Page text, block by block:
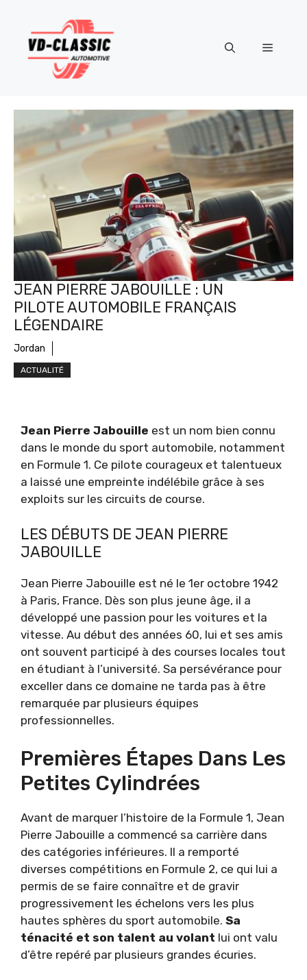
contenu
Menu
JEAN PIERRE JABOUILLE : UN
PILOTE AUTOMOBILE FRANÇAIS
LÉGENDAIRE
Jordan
ACTUALITÉ
Jean Pierre Jabouille est un nom bien connu
dans le monde du sport automobile, notamment
en Formule 1. Ce pilote courageux et talentueux
a laissé une empreinte indélébile grâce à ses
exploits sur les circuits de course.
LES DÉBUTS DE JEAN PIERRE
JABOUILLE
Jean Pierre Jabouille est né le 1er octobre 1942
à Paris, France. Dès son plus jeune âge, il a
développé une passion pour les voitures et la
vitesse. Au début des années 60, lui et ses amis
ont souvent participé à des courses locales tout
en étudiant à l’université. Sa persévérance pour
exceller dans ce domaine ne tarda pas à être
remarquée par plusieurs équipes
professionnelles.
Premières Étapes Dans Les
Petites Cylindrées
Avant de marquer l’histoire de la Formule 1, Jean
Pierre Jabouille a commencé sa carrière dans
des catégories inférieures. Il a remporté
diverses compétitions en Formule 2, ce qui lui a
permis de se faire connaître et de gravir
progressivement les échelons vers les plus
hautes sphères du sport automobile. Sa
ténacité et son talent au volant lui ont valu
d’être repéré par plusieurs grandes écuries.